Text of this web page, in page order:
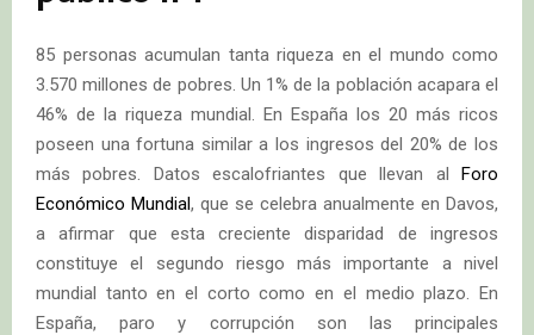
85 personas acumulan tanta riqueza en el mundo como
3.570 millones de pobres. Un 1% de la población acapara el
46% de la riqueza mundial. En España los 20 más ricos
poseen una fortuna similar a los ingresos del 20% de los
más pobres. Datos escalofriantes que llevan al Foro
Económico Mundial, que se celebra anualmente en Davos,
a afirmar que esta creciente disparidad de ingresos
constituye el segundo riesgo más importante a nivel
mundial tanto en el corto como en el medio plazo. En
España, paro y corrupción son las principales